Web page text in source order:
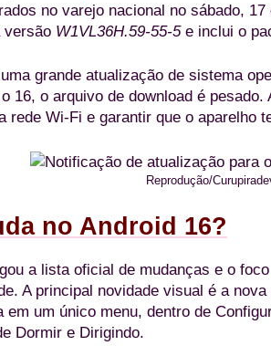
no varejo nacional no sábado,
versão W1VL36H.59-55-5e inclui o
grande atualização de sistema
16, o arquivo de download é
rede Wi-Fi e garantir que o aparelho
Reprodução/
no Android 16?
a lista oficial de mudanças e o
A principal novidade visual é a
em um único menu, dentro de
Dormir e Dirigindo.